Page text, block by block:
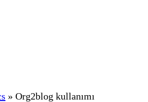
» Org2blog kullanımı